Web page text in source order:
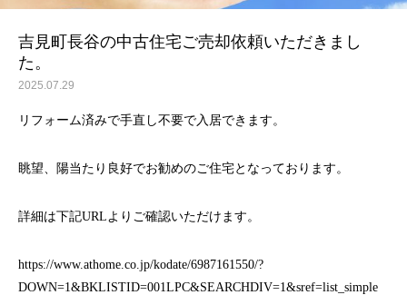
吉見町長谷の中古住宅ご売却依頼いただきまし
た。
2025.07.29
リフォーム済みで手直し不要で入居できます。
眺望、陽当たり良好でお勧めのご住宅となっております。
詳細は下記URLよりご確認いただけます。
https://www.athome.co.jp/kodate/6987161550/?
DOWN=1&BKLISTID=001LPC&SEARCHDIV=1&sref=list_simple